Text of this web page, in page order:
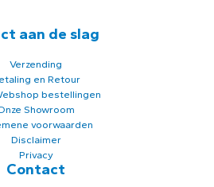
aan de slag
Verzending
en Retour
bestellingen
Showroom
voorwaarden
Disclaimer
Privacy
Contact